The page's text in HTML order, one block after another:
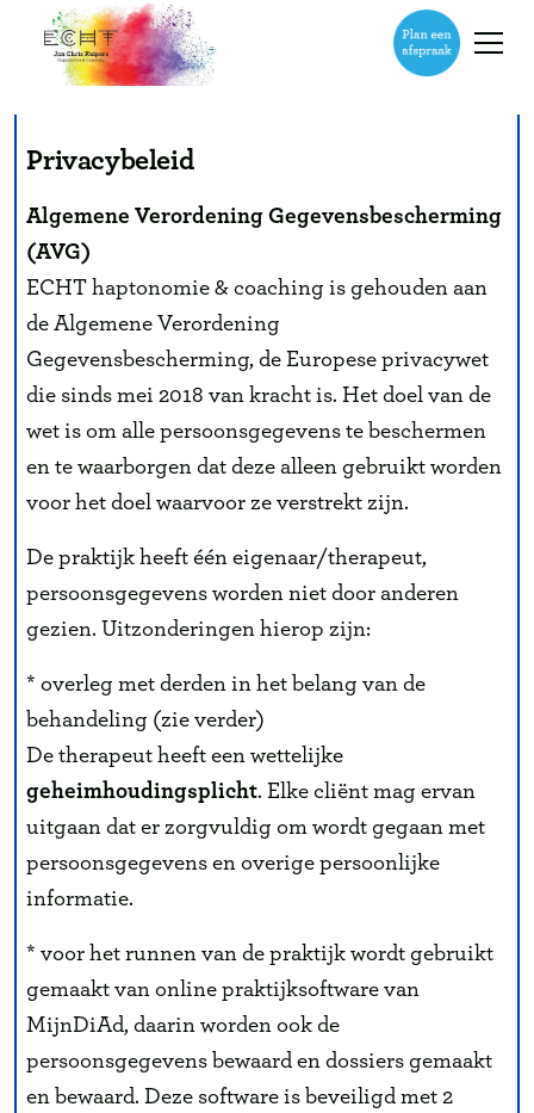
Privacybeleid
Algemene Verordening Gegevensbescherming
(AVG)
ECHT haptonomie & coaching is gehouden aan
de Algemene Verordening
Gegevensbescherming, de Europese privacywet
die sinds mei 2018 van kracht is. Het doel van de
wet is om alle persoonsgegevens te beschermen
en te waarborgen dat deze alleen gebruikt worden
voor het doel waarvoor ze verstrekt zijn.
De praktijk heeft één eigenaar/therapeut,
persoonsgegevens worden niet door anderen
gezien. Uitzonderingen hierop zijn:
* overleg met derden in het belang van de
behandeling (zie verder)
De therapeut heeft een wettelijke
geheimhoudingsplicht. Elke cliënt mag ervan
uitgaan dat er zorgvuldig om wordt gegaan met
persoonsgegevens en overige persoonlijke
informatie.
* voor het runnen van de praktijk wordt gebruikt
gemaakt van online praktijksoftware van
MijnDiAd, daarin worden ook de
persoonsgegevens bewaard en dossiers gemaakt
en bewaard. Deze software is beveiligd met 2